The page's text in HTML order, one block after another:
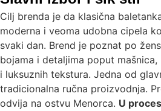
Cilj brenda je da klasična
moderna i veoma udobna cipela
svaki dan. Brend je poznat po
bojama i detaljima poput
i luksuznih tekstura. Jedna od
tradicionalna ručna proizvodnja.
odvija na ostvu Menorca. U